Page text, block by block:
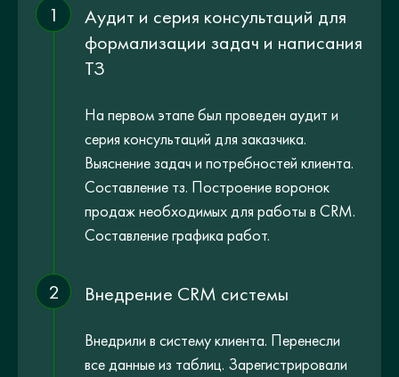
1
Аудит и серия консультаций для
формализации задач и написания
ТЗ
На первом этапе был проведен аудит и
серия консультаций для заказчика.
Выяснение задач и потребностей клиента.
Составление тз. Построение воронок
продаж необходимых для работы в CRM.
Составление графика работ.
2 Внедрение CRM системы
Внедрили в систему клиента. Перенесли
все данные из таблиц. Зарегистрировали